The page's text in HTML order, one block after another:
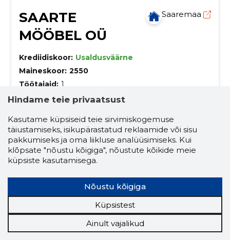
SAARTE
MÖÖBEL OÜ
Saaremaa
Krediidiskoor: Usaldusväärne
Maineskoor: 2550
Töötajaid: 1
Prognooskäive (2026): 256 308 €
Oleme käsitöövoodite tootja Saaremaal.
Meie tooted valmivad kõik oma ala meistrite
käsitööna ja kvaliteet on alati tähelepaneliku kontrolli
all. Toodede disaini ja pildid teeme alati 100% ise.
öökapid
kvaliteetsed öökapid
kattemadratsid
voodid
täispuidust voodid
Hindame teie privaatsust
Kasutame küpsiseid teie sirvimiskogemuse
täiustamiseks, isikupärastatud reklaamide või sisu
pakkumiseks ja oma liikluse analüüsimiseks. Kui
klõpsate "nõustu kõigiga", nõustute kõikide meie
küpsiste kasutamisega.
Nõustu kõigiga
Küpsistest
Ainult vajalikud